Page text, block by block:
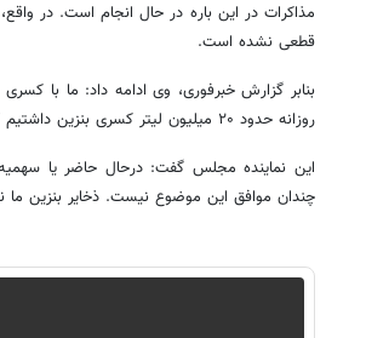
مذاکرات در این باره در حال انجام است. در
قطعی نشده است.
بنابر گزارش خبرفوری، وی ادامه داد: ما با
روزانه حدود ۲۰ میلیون لیتر کسری بنزین داشتیم که باید با واردات جبران می کردیم.
این نماینده مجلس گفت: درحال حاضر یا
چندان موافق این موضوع نیست. ذخایر بنزین ما